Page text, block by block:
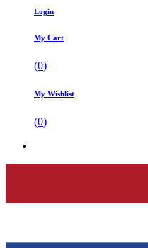
Login
My Cart
(0)
My Wishlist
(0)